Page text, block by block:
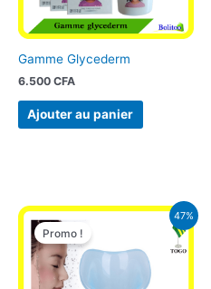
Gamme Glycederm
6.500 CFA
Ajouter au panier
47%
Promo !
Le
initial
était :
15.000 CFA.
Le
est :
7.900 CFA.